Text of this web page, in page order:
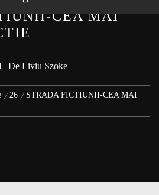
CEA MAI
De Liviu Szoke
26
STRADA FICTIUNII-CEA MAI